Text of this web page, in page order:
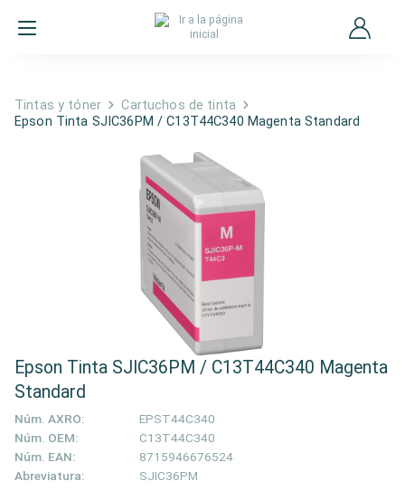
Tintas y tóner
Cartuchos de tinta
Epson Tinta SJIC36PM / C13T44C340 Magenta Standard
Epson Tinta SJIC36PM / C13T44C340 Magenta
Standard
Núm. AXRO:
EPST44C340
Núm. OEM:
C13T44C340
Núm. EAN:
8715946676524
Abreviatura:
SJIC36PM